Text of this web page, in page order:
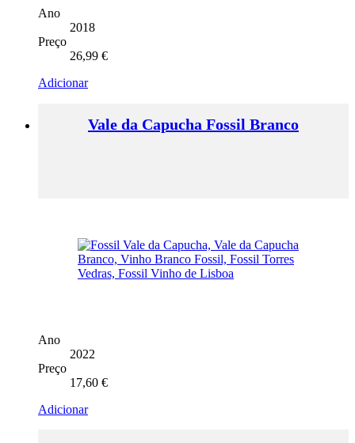
Ano
2018
Preço
26,99 €
Adicionar
Vale da Capucha Fossil Branco
Ano
2022
Preço
17,60 €
Adicionar